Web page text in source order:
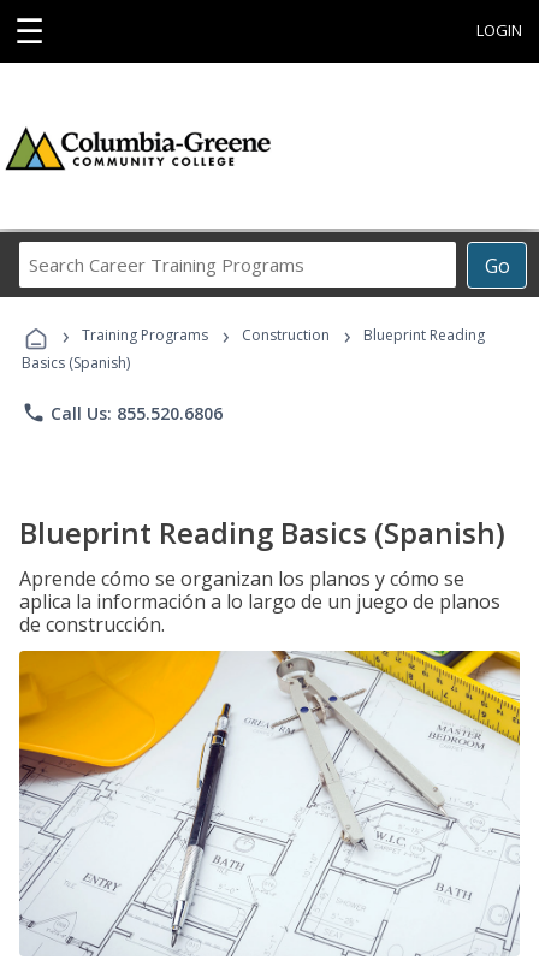
☰ LOGIN
Go
Career
Programs
› Training Programs › Construction ›
Blueprint Reading
Basics (Spanish)
phone Call Us: 855.520.6806
Blueprint Reading Basics (Spanish)
Aprende cómo se organizan los planos y cómo se
aplica la información a lo largo de un juego de planos
de construcción.